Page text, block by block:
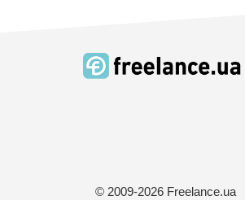
© 2009-2026 Freelance.ua